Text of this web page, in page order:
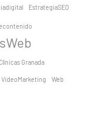
EstrategiaSEO
Granada
VideoMarketing Web